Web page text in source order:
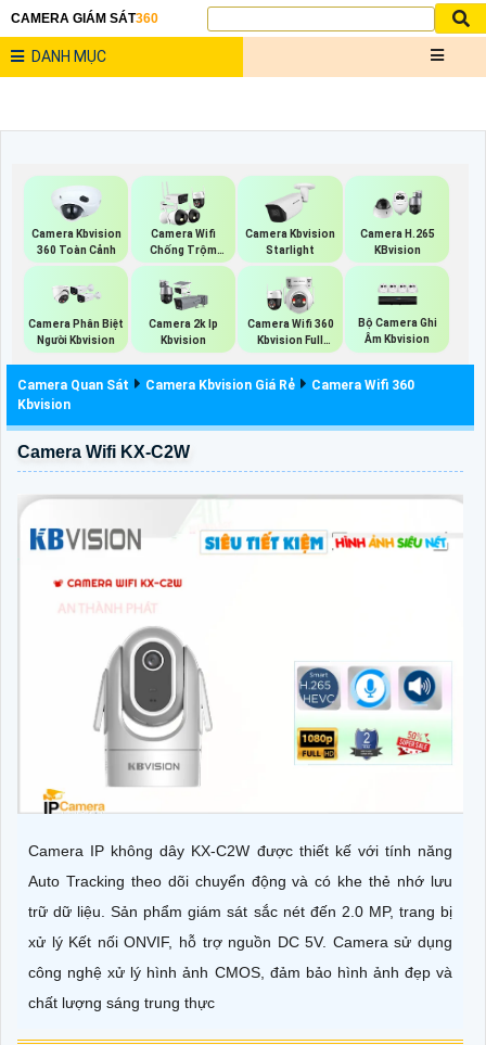
CAMERA GIÁM SÁT360
DANH MỤC
Camera Kbvision
360 Toàn Cảnh
Camera Wifi
Chống Trộm
Kbvision
Camera Kbvision
Starlight
Camera H.265
KBvision
Camera Phân Biệt
Người Kbvision
Camera 2k Ip
Kbvision
Camera Wifi 360
Kbvision Full
Color
Bộ Camera Ghi
Âm Kbvision
Camera Quan Sát Camera Kbvision Giá Rẻ
Camera Wifi 360
Kbvision
Camera Wifi KX-C2W
Camera IP không dây KX-C2W được thiết kế với tính năng
Auto Tracking theo dõi chuyển động và có khe thẻ nhớ lưu
trữ dữ liệu. Sản phẩm giám sát sắc nét đến 2.0 MP, trang bị
xử lý Kết nối ONVIF, hỗ trợ nguồn DC 5V. Camera sử dụng
công nghệ xử lý hình ảnh CMOS, đảm bảo hình ảnh đẹp và
chất lượng sáng trung thực